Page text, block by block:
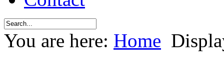
You are here: Home